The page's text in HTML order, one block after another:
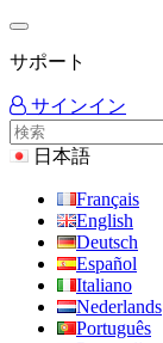
サポート
サインイン
日本語
Français
English
Deutsch
Español
Italiano
Nederlands
Português